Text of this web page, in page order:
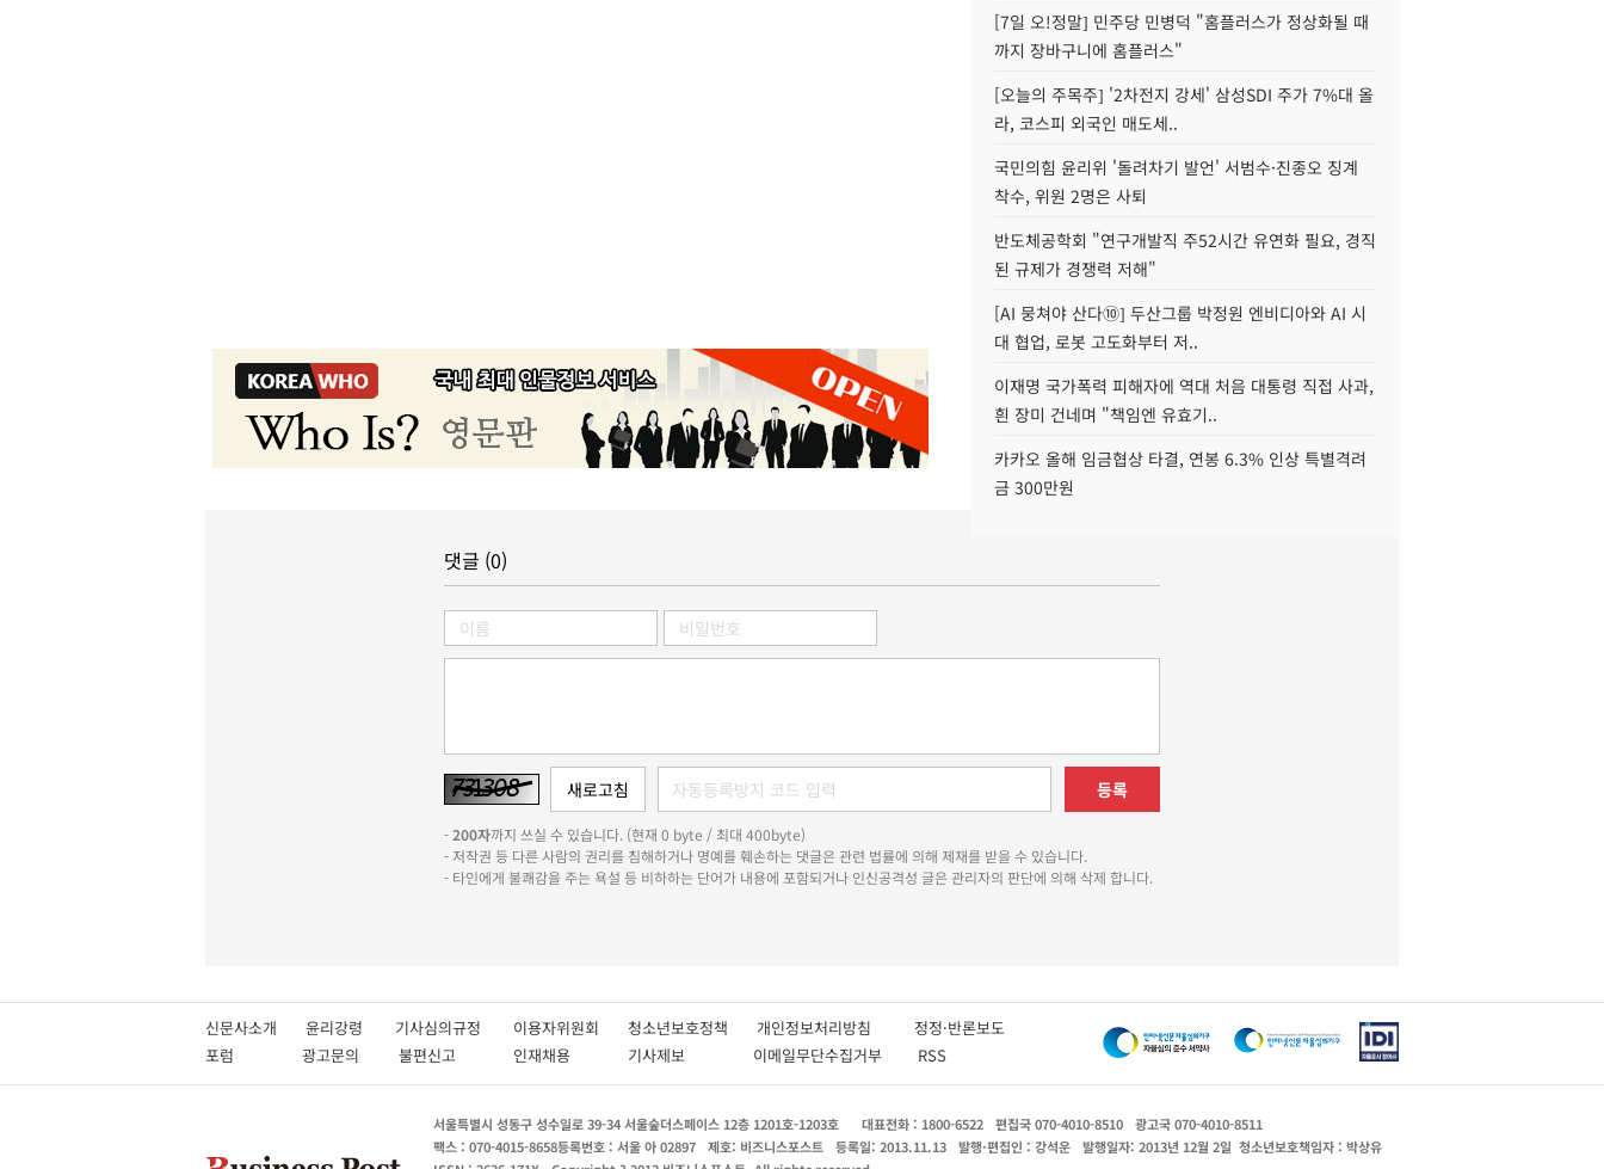
[7일 오!정말] 민주당 민병덕 "홈플러스가 정상화될 때
까지 장바구니에 홈플러스"
[오늘의 주목주] '2차전지 강세' 삼성SDI 주가 7%대 올
라, 코스피 외국인 매도세..
국민의힘 윤리위 '돌려차기 발언' 서범수·진종오 징계
착수, 위원 2명은 사퇴
반도체공학회 "연구개발직 주52시간 유연화 필요, 경직
된 규제가 경쟁력 저해"
[AI 뭉쳐야 산다⑩] 두산그룹 박정원 엔비디아와 AI 시
대 협업, 로봇 고도화부터 저..
이재명 국가폭력 피해자에 역대 처음 대통령 직접 사과,
흰 장미 건네며 "책임엔 유효기..
카카오 올해 임금협상 타결, 연봉 6.3% 인상 특별격려
금 300만원
댓글 (0)
등록
-200자까지 쓰실 수 있습니다. (현재 0 byte / 최대 400byte)
- 저작권 등 다른 사람의 권리를 침해하거나 명예를 훼손하는 댓글은 관련 법률에 의해 제재를 받을 수 있습니다.
- 타인에게 불쾌감을 주는 욕설 등 비하하는 단어가 내용에 포함되거나 인신공격성 글은 관리자의 판단에 의해 삭제 합니다.
신문사소개 윤리강령 기사심의규정 이용자위원회 청소년보호정책 개인정보처리방침 정정·반론보도
포럼
광고문의 불편신고 인재채용 기사제보 이메일무단수집거부 RSS
서울특별시 성동구 성수일로 39-34 서울숲더스페이스 12층 1201호-1203호 대표전화 : 1800-6522 편집국 070-4010-8510
광고국 070-4010-8511
팩스 : 070-4015-8658등록번호 : 서울 아 02897 제호: 비즈니스포스트 등록일: 2013.11.13 발행·편집인 : 강석운 발행일자: 2013년 12월 2일 청소년보호책임자 : 박상유